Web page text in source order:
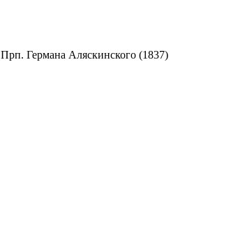
Прп. Германа Аляскинского (1837)